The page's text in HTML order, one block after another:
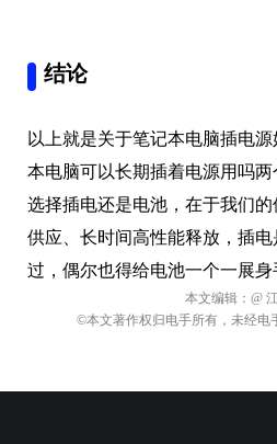
结论
以上就是关于笔记本电脑插电
本电脑可以长期插着电源用吗两
选择插电还是电池，在于我们
供应、长时间高性能释放，插
过，偶尔也得给电池一个一展身
本文编辑： @
©本文著作权归电手所有，未经电